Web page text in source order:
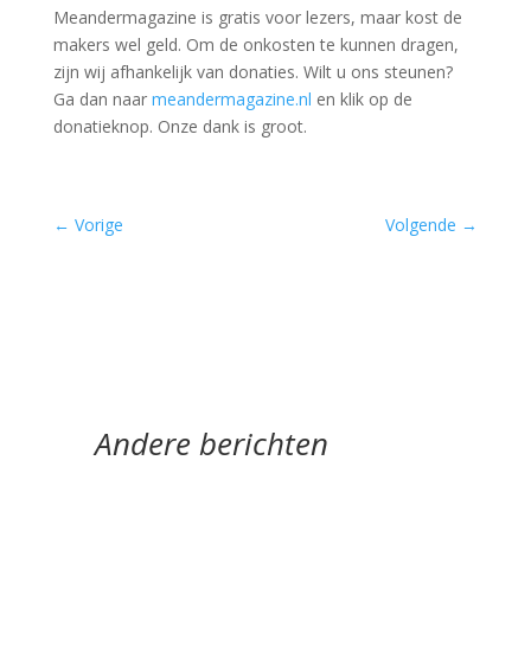
Meandermagazine is gratis voor lezers, maar kost de
makers wel geld. Om de onkosten te kunnen dragen,
zijn wij afhankelijk van donaties. Wilt u ons steunen?
Ga dan naar meandermagazine.nl en klik op de
donatieknop. Onze dank is groot.
← Vorige Volgende →
Andere berichten